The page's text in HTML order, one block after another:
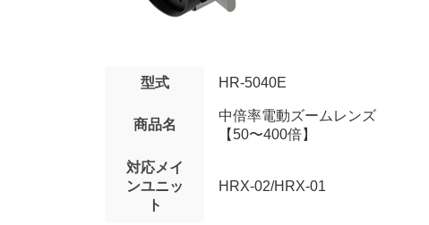
型式 HR-5040E
商品名
中倍率電動ズームレンズ
【50〜400倍】
対応メイ
ンユニッ
ト
HRX-02/HRX-01